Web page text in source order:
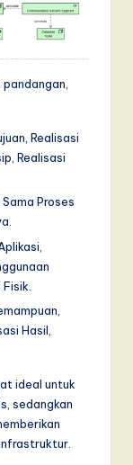
Realisasi
Realisasi
Proses
Hasil,
ideal untuk
sedangkan